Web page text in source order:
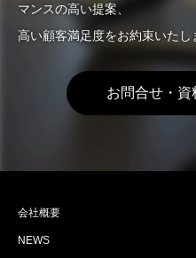
マンスの高い提案、
高い顧客満足度をお約束いたし
お問合せ・資
会社概要
NEWS